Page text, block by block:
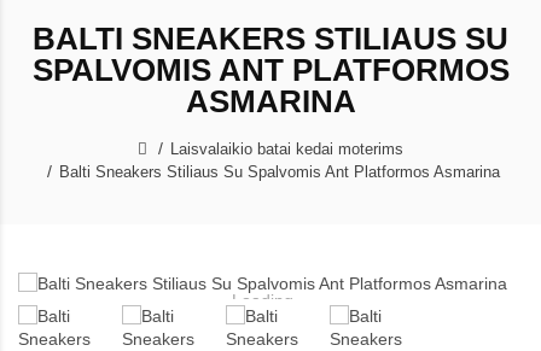
BALTI SNEAKERS STILIAUS SU
SPALVOMIS ANT PLATFORMOS
ASMARINA
Laisvalaikio batai kedai moterims
Balti Sneakers Stiliaus Su Spalvomis Ant Platformos Asmarina
Loading...